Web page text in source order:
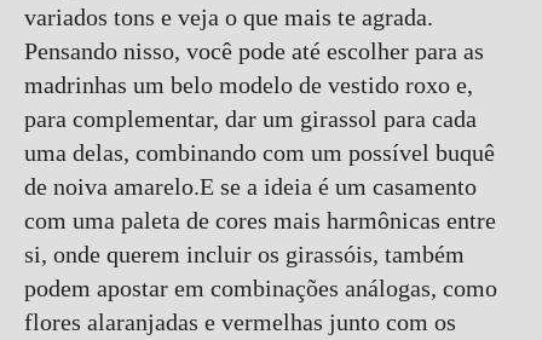
variados tons e veja o que mais te agrada.
Pensando nisso, você pode até escolher para as
madrinhas um belo modelo de vestido roxo e,
para complementar, dar um girassol para cada
uma delas, combinando com um possível buquê
de noiva amarelo.E se a ideia é um casamento
com uma paleta de cores mais harmônicas entre
si, onde querem incluir os girassóis, também
podem apostar em combinações análogas, como
flores alaranjadas e vermelhas junto com os